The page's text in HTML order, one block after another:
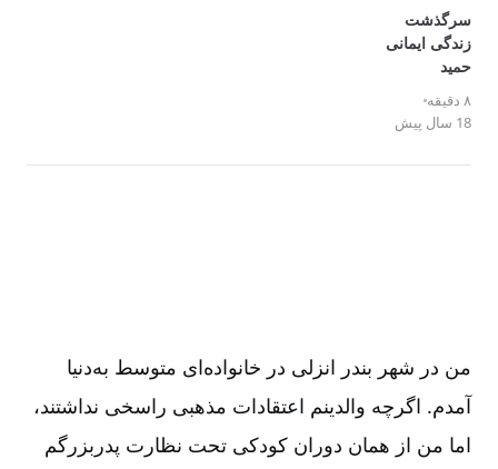
سرگذشت
زندگی ایمانی
حمید
۸ دقیقه
18 سال پیش
من در شهر بندر انزلی در خانواده‌ای متوسط به‌دنیا
آمدم. اگرچه والدینم اعتقادات مذهبی راسخی نداشتند،
اما من از همان دوران کودکی تحت نظارت پدربزرگم